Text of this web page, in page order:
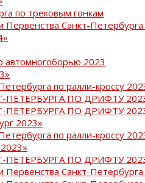
по трековым гонкам
Первенства Санкт-
автомногоборью 2023
по ралли-кроссу
ПЕТЕРБУРГА ПО ДРИФТУ
ПЕТЕРБУРГА ПО ДРИФТУ
2023»
по ралли-кроссу
ПЕТЕРБУРГА ПО ДРИФТУ
Первенства Санкт-